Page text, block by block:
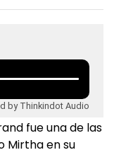
by Thinkindot Audio
fue una de las
Mirtha en su